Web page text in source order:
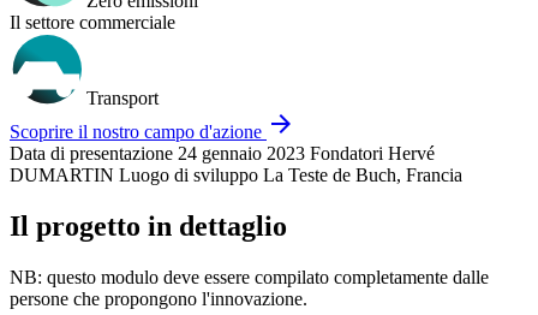
Il settore commerciale
Transport
Scoprire il nostro campo d'azione arrow_forward
Data di presentazione 24 gennaio 2023 Fondatori Hervé
DUMARTIN Luogo di sviluppo La Teste de Buch, Francia
Il progetto in dettaglio
NB: questo modulo deve essere compilato completamente dalle
persone che propongono l'innovazione.